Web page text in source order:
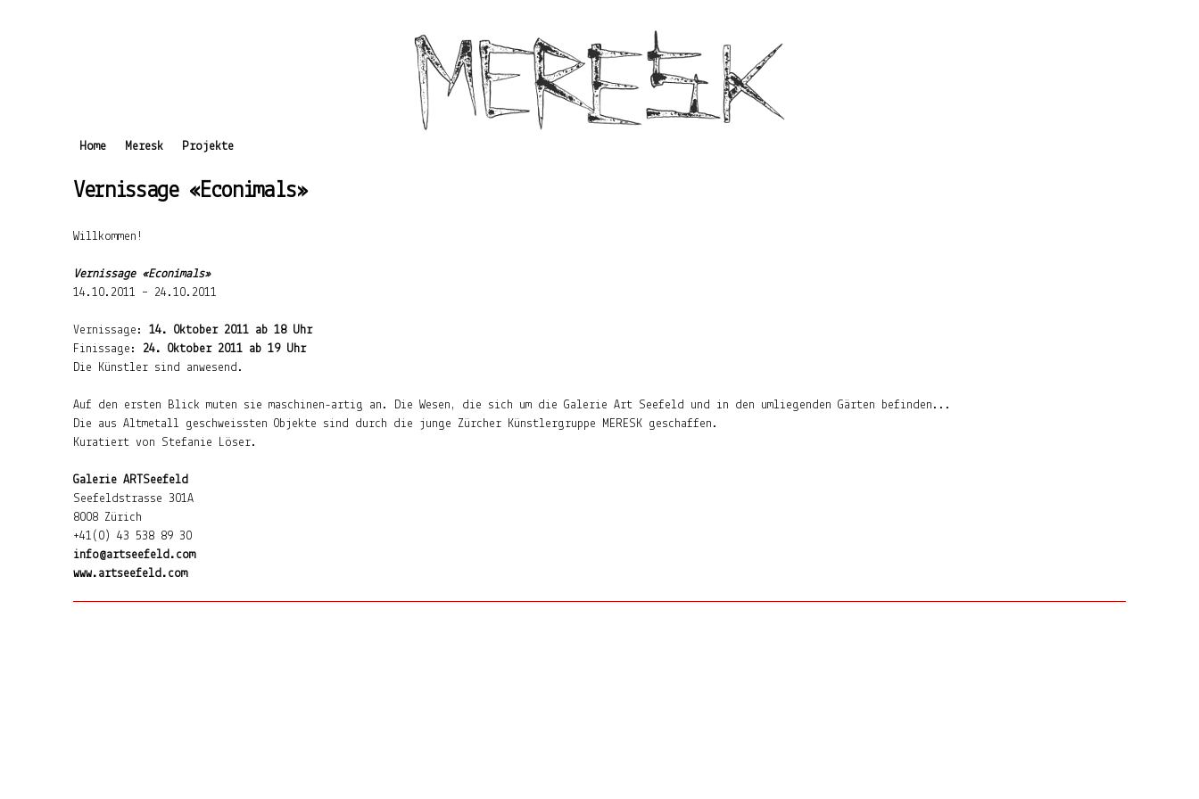
content
Main menu
Home Meresk Projekte
You are here
Vernissage «Econimals»
Willkommen!
Vernissage «Econimals»
14.10.2011 – 24.10.2011
Vernissage: 14. Oktober 2011 ab 18 Uhr
Finissage: 24. Oktober 2011 ab 19 Uhr
Die Künstler sind anwesend.
Auf den ersten Blick muten sie maschinen-artig an. Die Wesen, die sich um die Galerie Art Seefeld und in den umliegenden Gärten befinden...
Die aus Altmetall geschweissten Objekte sind durch die junge Zürcher Künstlergruppe MERESK geschaffen.
Kuratiert von Stefanie Löser.
Galerie ARTSeefeld
Seefeldstrasse 301A
8008 Zürich
+41(0) 43 538 89 30
info@artseefeld.com
www.artseefeld.com